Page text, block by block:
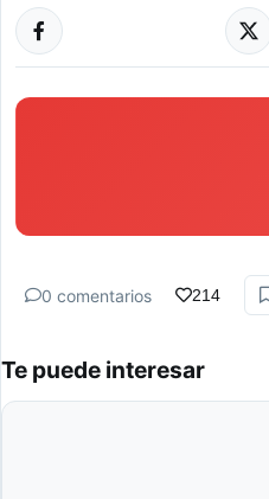
0 comentarios 214
Te puede interesar